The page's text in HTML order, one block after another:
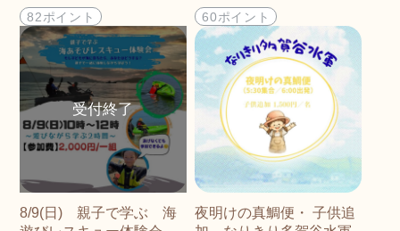
82ポイント 60ポイント
8/9(日) 親子で学ぶ 海
夜明けの真鯛便・ 子供追